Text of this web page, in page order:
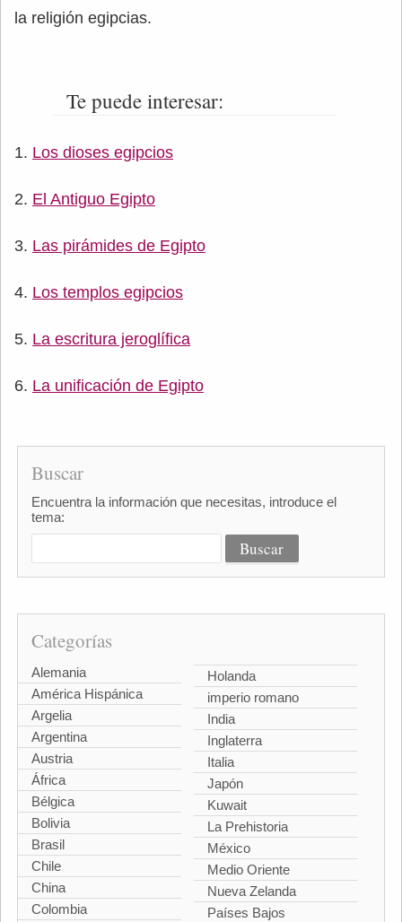
la religión egipcias.
Te puede interesar:
Los dioses egipcios
El Antiguo Egipto
Las pirámides de Egipto
Los templos egipcios
La escritura jeroglífica
La unificación de Egipto
Buscar
Encuentra la información que necesitas, introduce el
tema:
Categorías
Alemania
América Hispánica
Argelia
Argentina
Austria
África
Bélgica
Bolivia
Brasil
Chile
China
Colombia
Holanda
imperio romano
India
Inglaterra
Italia
Japón
Kuwait
La Prehistoria
México
Medio Oriente
Nueva Zelanda
Países Bajos